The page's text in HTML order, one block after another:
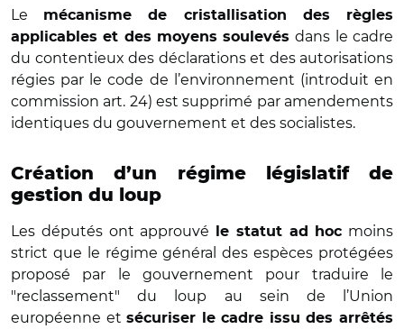
Le
mécanisme de cristallisation des règles
applicables et des moyens soulevésdans le cadre
du contentieux des déclarations et des autorisations
régies par le code de l’environnement (introduit en
commission art. 24) est supprimé par amendements
identiques du gouvernement et des socialistes.
Création d’un régime législatif de
gestion du loup
Les députés ont approuvé le statut ad hoc moins
strict que le régime général des espèces protégées
proposé par le gouvernement pour traduire le
"reclassement" du loup au sein de l’Union
européenne etsécuriser le cadre issu des arrêtés